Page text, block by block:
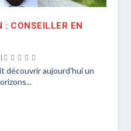
: CONSEILLER EN
|
découvrir aujourd’hui un